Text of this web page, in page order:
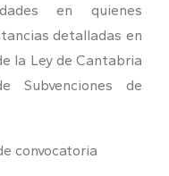
en quienes
detalladas en
la Ley de Cantabria
Subvenciones de
convocatoria